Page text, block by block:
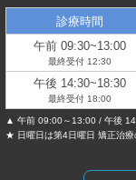
診療時間
午前 09:30~13:00
最終受付 12:30
午後 14:30~18:30
最終受付 18:00
▲ 午前 09:00～13:00 / 午後
★ 日曜日は第4日曜日 矯正治